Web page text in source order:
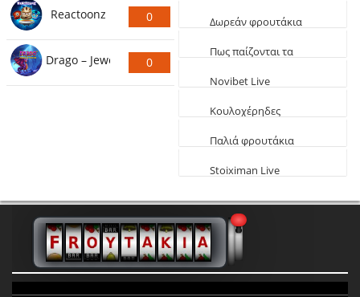
Reactoonz
0
Ψήφους
Drago – Jewels of Fortune
0
Ψήφους
φρουτάκια
Δωρεάν φρουτάκια
EGT
Πως παίζονται τα
φρουτάκια
Novibet Live
παιχνίδια
Κουλοχέρηδες
δωρεάν Φαραώ
Παλιά φρουτάκια
δωρεάν
Stoiximan Live